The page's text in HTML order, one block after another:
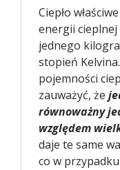
Ciepło
energii
jednego
stopień
pojemności
zauważyć, że
równoważny
względem
daje te same
co w